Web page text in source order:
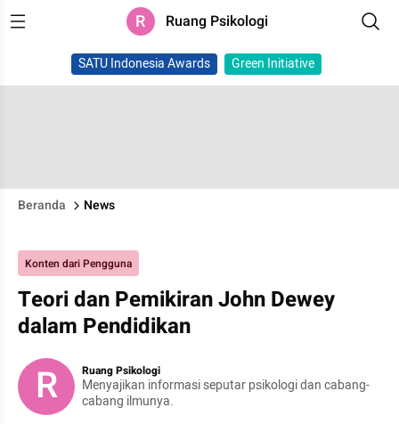
R Ruang Psikologi
SATU Indonesia Awards Green Initiative
Beranda News
Konten dari Pengguna
Teori dan Pemikiran John Dewey
dalam Pendidikan
R Ruang Psikologi
Menyajikan informasi seputar psikologi dan cabang-
cabang ilmunya.